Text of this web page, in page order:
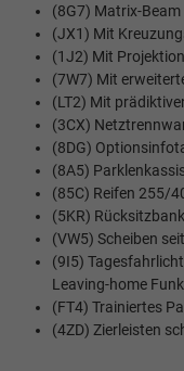
(8G7) Matrix-
(JX1) Mit
(1J2) Mit
(7W7) Mit
(LT2) Mit
(3CX)
(8DG)
(8A5)
(85C) Reifen 255/
(5KR)
(VW5) Scheiben
(9I5)
Leaving-home
(FT4) Trainiertes
(4ZD) Zierleisten